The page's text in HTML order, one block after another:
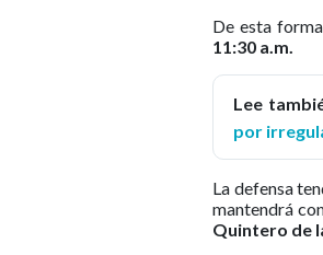
De esta
11:30 a.m.
Lee
por
La defensa
mantendrá
Quintero de